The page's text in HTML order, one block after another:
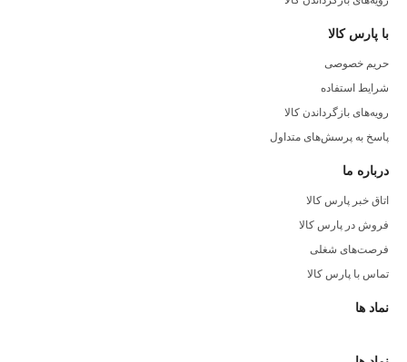
با پارس کالا
حریم خصوصی
شرایط استفاده
رویه‌های بازگرداندن کالا
پاسخ به پرسش‌های متداول
درباره ما
اتاق خبر پارس کالا
فروش در پارس کالا
فرصت‌های شغلی
تماس با پارس کالا
نماد ها